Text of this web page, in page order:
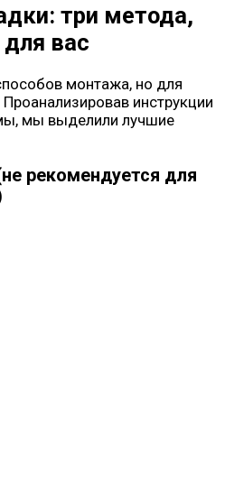
три метода,
вас
монтажа, но для
инструкции
мы выделили лучшие
рекомендуется для